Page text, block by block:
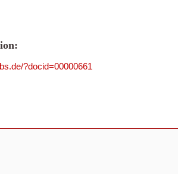
?docid=00000661